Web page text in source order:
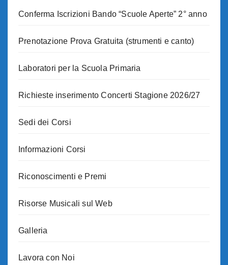
Conferma Iscrizioni Bando “Scuole Aperte” 2° anno
Prenotazione Prova Gratuita (strumenti e canto)
Laboratori per la Scuola Primaria
Richieste inserimento Concerti Stagione 2026/27
Sedi dei Corsi
Informazioni Corsi
Riconoscimenti e Premi
Risorse Musicali sul Web
Galleria
Lavora con Noi